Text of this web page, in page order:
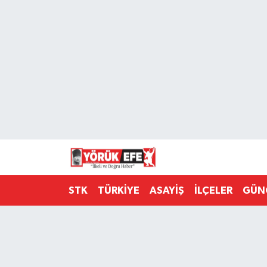
STK TÜRKİYE ASAYİŞ İLÇELER
Süper Lig Puan Durumu ve Fikstür
Tüm Manşetler